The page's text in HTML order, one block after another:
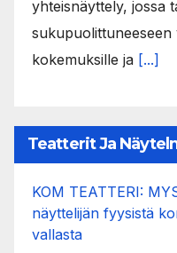
yhteisnäyttely, jossa
sukupuolittuneeseen
kokemuksille ja [...]
Teatterit Ja
KOM TEATTERI:
näyttelijän fyysistä
vallasta